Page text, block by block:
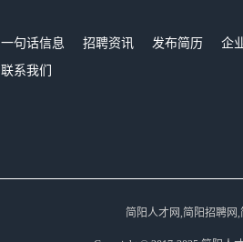
一句话信息 招聘资讯 发布简历 企
联系我们
简阳人才网,简阳招聘网